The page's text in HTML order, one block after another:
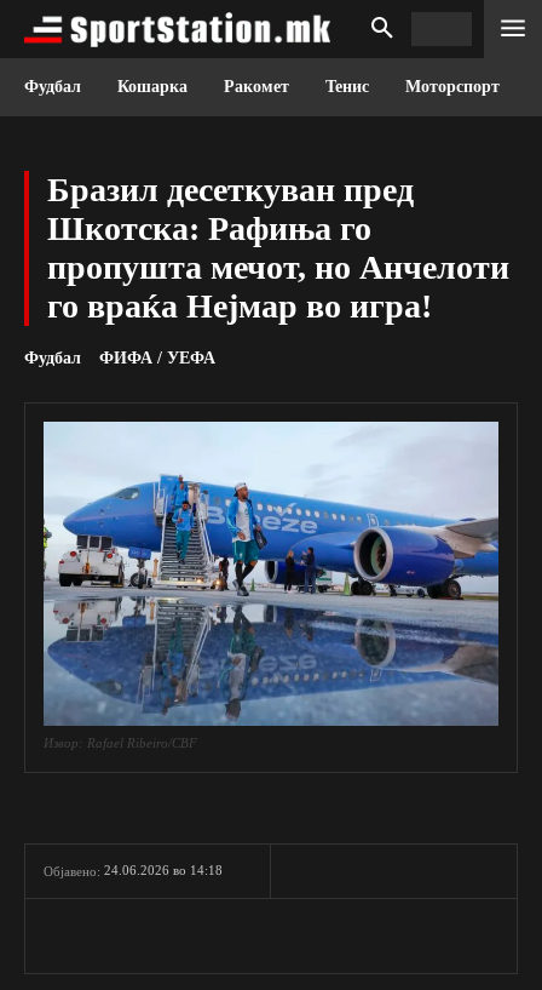
Фудбал Кошарка Ракомет Тенис Моторспорт
Бразил десеткуван пред
Шкотска: Рафиња го
пропушта мечот, но Анчелоти
го враќа Нејмар во игра!
Фудбал ФИФА / УЕФА
Извор: Rafael Ribeiro/CBF
Објавено: 24.06.2026 во 14:18